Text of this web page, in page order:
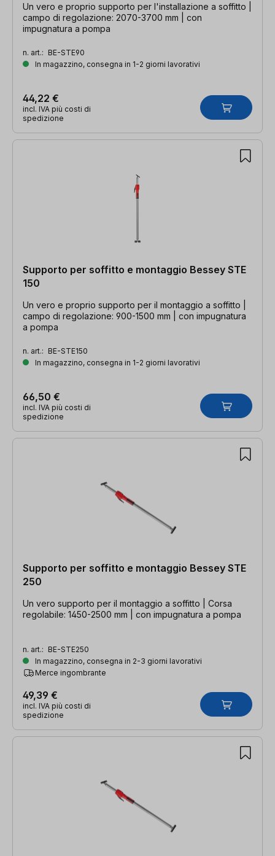
Un vero e proprio supporto per l'installazione a soffitto |
campo di regolazione: 2070-3700 mm | con
impugnatura a pompa
n. art.: BE-STE90
In magazzino, consegna in 1-2 giorni lavorativi
44,22 €
incl. IVA più costi di
spedizione
Supporto per soffitto e montaggio Bessey STE
150
Un vero e proprio supporto per il montaggio a soffitto |
campo di regolazione: 900-1500 mm | con impugnatura
a pompa
n. art.: BE-STE150
In magazzino, consegna in 1-2 giorni lavorativi
66,50 €
incl. IVA più costi di
spedizione
Supporto per soffitto e montaggio Bessey STE
250
Un vero supporto per il montaggio a soffitto | Corsa
regolabile: 1450-2500 mm | con impugnatura a pompa
n. art.: BE-STE250
In magazzino, consegna in 2-3 giorni lavorativi
Merce ingombrante
49,39 €
incl. IVA più costi di
spedizione